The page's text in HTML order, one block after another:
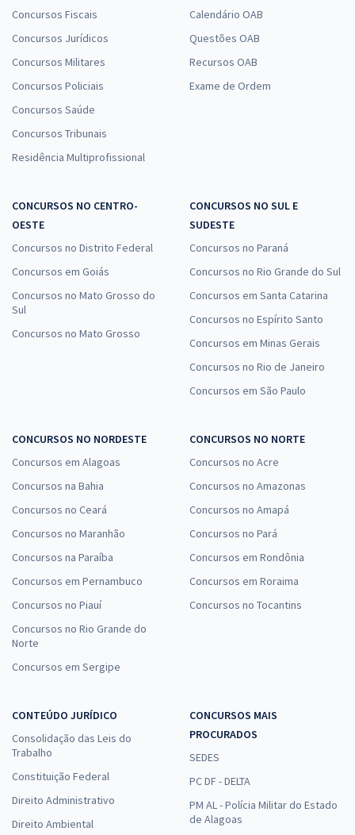
Concursos Fiscais
Concursos Jurídicos
Concursos Militares
Concursos Policiais
Concursos Saúde
Concursos Tribunais
Residência Multiprofissional
Calendário OAB
Questões OAB
Recursos OAB
Exame de Ordem
CONCURSOS NO CENTRO-
OESTE
Concursos no Distrito Federal
Concursos em Goiás
Concursos no Mato Grosso do
Sul
Concursos no Mato Grosso
CONCURSOS NO SUL E
SUDESTE
Concursos no Paraná
Concursos no Rio Grande do Sul
Concursos em Santa Catarina
Concursos no Espírito Santo
Concursos em Minas Gerais
Concursos no Rio de Janeiro
Concursos em São Paulo
CONCURSOS NO NORDESTE
Concursos em Alagoas
Concursos na Bahia
Concursos no Ceará
Concursos no Maranhão
Concursos na Paraíba
Concursos em Pernambuco
Concursos no Piauí
Concursos no Rio Grande do
Norte
Concursos em Sergipe
CONCURSOS NO NORTE
Concursos no Acre
Concursos no Amazonas
Concursos no Amapá
Concursos no Pará
Concursos em Rondônia
Concursos em Roraima
Concursos no Tocantins
CONTEÚDO JURÍDICO
Consolidação das Leis do
Trabalho
Constituição Federal
Direito Administrativo
Direito Ambiental
CONCURSOS MAIS
PROCURADOS
SEDES
PC DF - DELTA
PM AL - Polícia Militar do Estado
de Alagoas